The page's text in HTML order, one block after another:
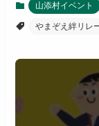
山添村イベント
やまぞえ絆リレ